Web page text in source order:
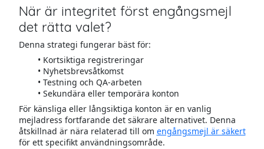
När är integritet först engångsmejl
det rätta valet?
Denna strategi fungerar bäst för:
Kortsiktiga registreringar
Nyhetsbrevsåtkomst
Testning och QA-arbeten
Sekundära eller temporära konton
För känsliga eller långsiktiga konton är en vanlig
mejladress fortfarande det säkrare alternativet. Denna
åtskillnad är nära relaterad till om engångsmejl är säkert
för ett specifikt användningsområde.